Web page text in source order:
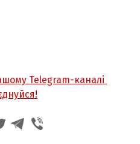
Telegram-каналі